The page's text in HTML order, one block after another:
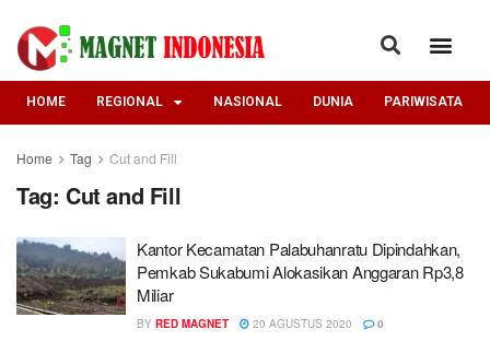
HOME REGIONAL NASIONAL DUNIA PARIWISATA
Home Tag Cut and Fill
Tag: Cut and Fill
Kantor Kecamatan Palabuhanratu Dipindahkan,
Pemkab Sukabumi Alokasikan Anggaran Rp3,8
Miliar
BY RED MAGNET 20 AGUSTUS 2020 0